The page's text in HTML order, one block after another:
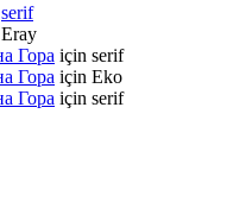
serif
Eray
Гора için serif
Гора için Eko
Гора için serif